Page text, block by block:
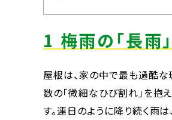
1 梅雨の「長雨
屋根は、家の中で最も過酷
数の「微細なひび割れ」を抱
す。連日のように降り続く雨